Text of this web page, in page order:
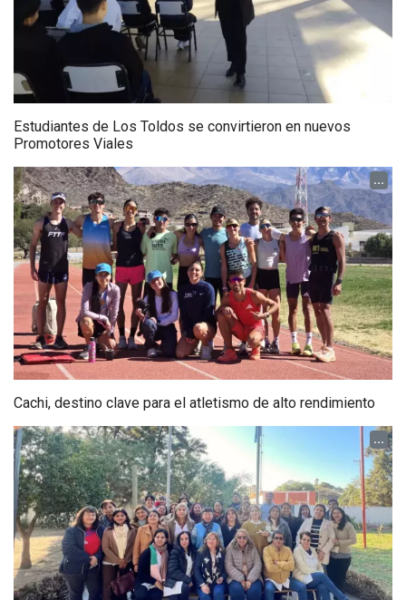
Estudiantes de Los Toldos se convirtieron en nuevos
Promotores Viales
...
Cachi, destino clave para el atletismo de alto rendimiento
...